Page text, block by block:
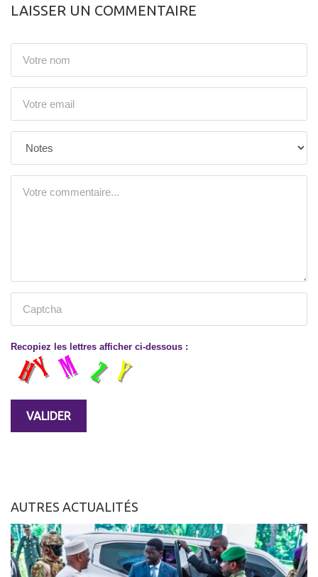
LAISSER UN COMMENTAIRE
Recopiez les lettres afficher ci-dessous :
AUTRES ACTUALITÉS